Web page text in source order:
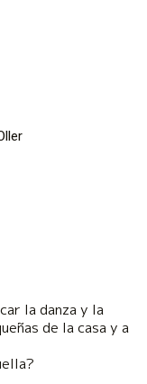
la danza y la
de la casa y a